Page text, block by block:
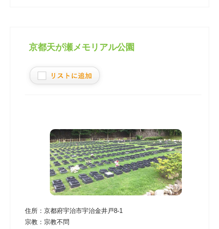
京都天が瀬メモリアル公園
住所： 京都府宇治市宇治金井戸8-1
宗教： 宗教不問